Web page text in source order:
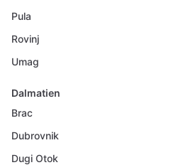
Pula
Rovinj
Umag
Dalmatien
Brac
Dubrovnik
Dugi Otok